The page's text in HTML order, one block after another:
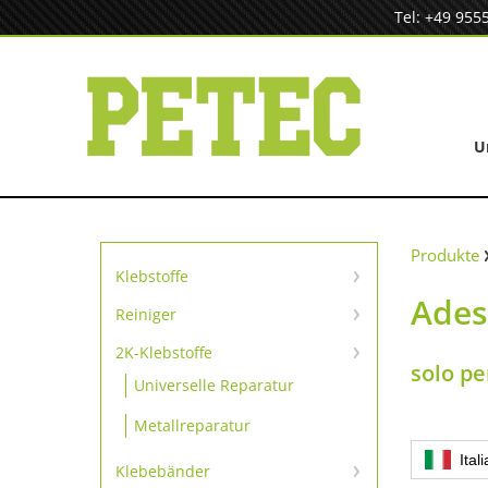
Inhalt
Tel: +49
Klebstoffe
Sofortklebstoffe
SpeedBond Klebesystem
Kontaktklebstoffe
Reiniger
Reiniger
2K-Klebstoffe
Universelle Reparatur
Metallreparatur
Klebebänder
Produkte
solo